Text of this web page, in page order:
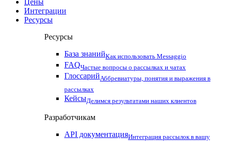
Интеграции
Ресурсы
Ресурсы
База знанийКак использовать Messaggio
FAQЧастые вопросы о рассылках и чатах
ГлоссарийАббревиатуры, понятия и выражения в
рассылках
КейсыДелимся результатами наших клиентов
Разработчикам
API документацияИнтеграция рассылок в вашу